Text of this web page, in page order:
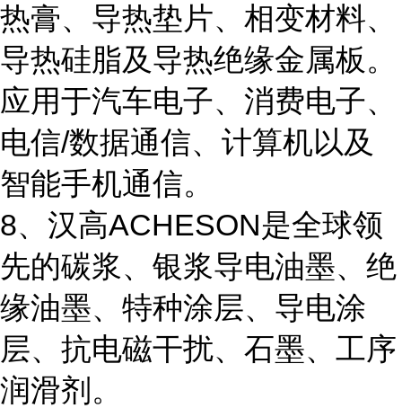
热膏、导热垫片、相变材料、
导热硅脂及导热绝缘金属板。
应用于汽车电子、消费电子、
电信/数据通信、计算机以及
智能手机通信。
8、汉高ACHESON是全球领
先的碳浆、银浆导电油墨、绝
缘油墨、特种涂层、导电涂
层、抗电磁干扰、石墨、工序
润滑剂。